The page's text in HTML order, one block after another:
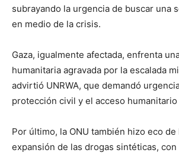
subrayando la urgencia de buscar una
en medio de la crisis.
Gaza, igualmente afectada, enfrenta
humanitaria agravada por la escalada
advirtió UNRWA, que demandó
protección civil y el acceso
Por último, la ONU también hizo eco de
expansión de las drogas sintéticas, con